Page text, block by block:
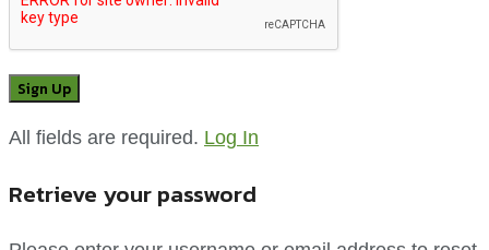
All fields are required. Log In
Retrieve your password